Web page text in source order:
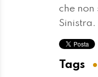
che non
Sinistra.
Tags